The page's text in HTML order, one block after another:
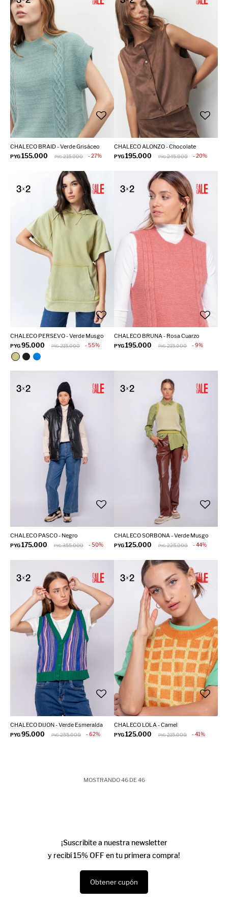
CHALECO BRAID - Verde Grisáceo
PYG155.000 PYG 215.000 27
CHALECO ALONZO - Chocolate
PYG195.000 PYG 245.000 20
CHALECO PERSEVO - Verde Musgo
PYG95.000 PYG 215.000 55
CHALECO BRUNA - Rosa Cuarzo
PYG195.000 PYG 215.000 9
CHALECO PASCO - Negro
PYG175.000 PYG 355.000 50
CHALECO SORBONA - Verde Musgo
PYG125.000 PYG 225.000 44
CHALECO DIJON - Verde Esmeralda
PYG95.000 PYG 255.000 62
CHALECO LOLA - Camel
PYG125.000 PYG 215.000 41
MOSTRANDO46DE46
¡Suscribite a nuestra newsletter
y recibí 15% OFF en tu primera compra!
Obtener cupón